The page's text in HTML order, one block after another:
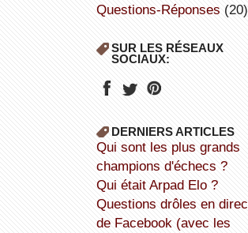
Questions-Réponses (20)
SUR LES RÉSEAUX
SOCIAUX:
DERNIERS ARTICLES
Qui sont les plus grands
champions d'échecs ?
Qui était Arpad Elo ?
Questions drôles en direct
de Facebook (avec les